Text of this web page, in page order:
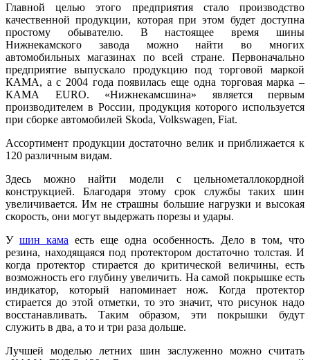
Главной целью этого предприятия стало производство
качественной продукции, которая при этом будет доступна
простому обывателю. В настоящее время шины
Нижнекамского завода можно найти во многих
автомобильных магазинах по всей стране. Первоначально
предприятие выпускало продукцию под торговой маркой
КАМА, а с 2004 года появилась еще одна торговая марка –
КАМА EURO. «Нижнекамсшина» является первым
производителем в России, продукция которого используется
при сборке автомобилей Skoda, Volkswagen, Fiat.
Ассортимент продукции достаточно велик и приближается к
120 различным видам.
Здесь можно найти модели с цельнометаллокордной
конструкцией. Благодаря этому срок службы таких шин
увеличивается. Им не страшны большие нагрузки и высокая
скорость, они могут выдержать порезы и удары.
У шин кама есть еще одна особенность. Дело в том, что
резина, находящаяся под протектором достаточно толстая. И
когда протектор стирается до критической величины, есть
возможность его глубину увеличить. На самой покрышке есть
индикатор, который напоминает нож. Когда протектор
стирается до этой отметки, то это значит, что рисунок надо
восстанавливать. Таким образом, эти покрышки будут
служить в два, а то и три раза дольше.
Лучшей моделью летних шин заслуженно можно считать